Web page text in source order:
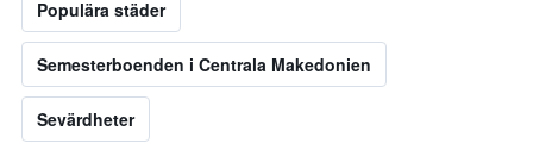
Populära städer
Semesterboenden i Centrala Makedonien
Sevärdheter